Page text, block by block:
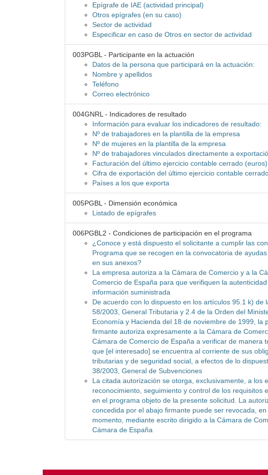
Epígrafe de IAE (actividad principal)
Otros epígrafes (en su caso)
Sector de actividad
Especificar en caso de Otros en sector de actividad
003PGBL - Participante en la actuación
Datos de la persona que participará en la actuación:
Nombre y apellidos
Teléfono
Correo electrónico
004GNRL - Indicadores de resultado
Información para evaluar los indicadores de resultado:
Nº de trabajadores en la plantilla de la empresa
Nº de mujeres en la plantilla de la empresa
Nº de trabajadores vinculados directamente a
Facturación del último ejercicio contable cerrado (euros)
Cifra de exportación del último ejercicio contable
Países a los que exporta
005PGBL - Dimensión económica
Listado de epígrafes
006PGBL2 - Condiciones de participación en el programa
¿Conoce y está dispuesto el solicitante a cumplir las
Programa que se recogen en la convocatoria de
en sus anexos?
La empresa autoriza a la Cámara de Comercio y a la
Comercio de España para que verifiquen la
información suministrada
De acuerdo con lo dispuesto en los artículos 95.1 k) de
58/2003, General Tributaria y 2.4 de la Orden del
Economía y Hacienda del 18 de noviembre de 1999, la
firmante autoriza expresamente a la Cámara de
Cámara de Comercio de España a verificar de manera
que [el interesado] se encuentra al corriente de sus
tributarias y de seguridad social, a efectos de lo
38/2003, General de Subvenciones
La citada autorización se otorga, exclusivamente, a los
reconocimiento, seguimiento y control de los requisitos
en el programa objeto de la presente solicitud. La
concedida por el abajo firmante puede ser revocada,
momento, mediante escrito dirigido a la Cámara de
Cámara de España